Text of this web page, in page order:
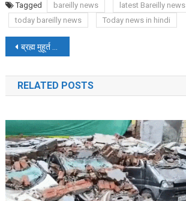
Tagged bareilly news
latest Bareilly news
today bareilly news
Today news in hindi
Post
navigation
ब्रह्म मुहूर्त से शिवालयों में गूंजा हर-हर महादेव
RELATED POSTS